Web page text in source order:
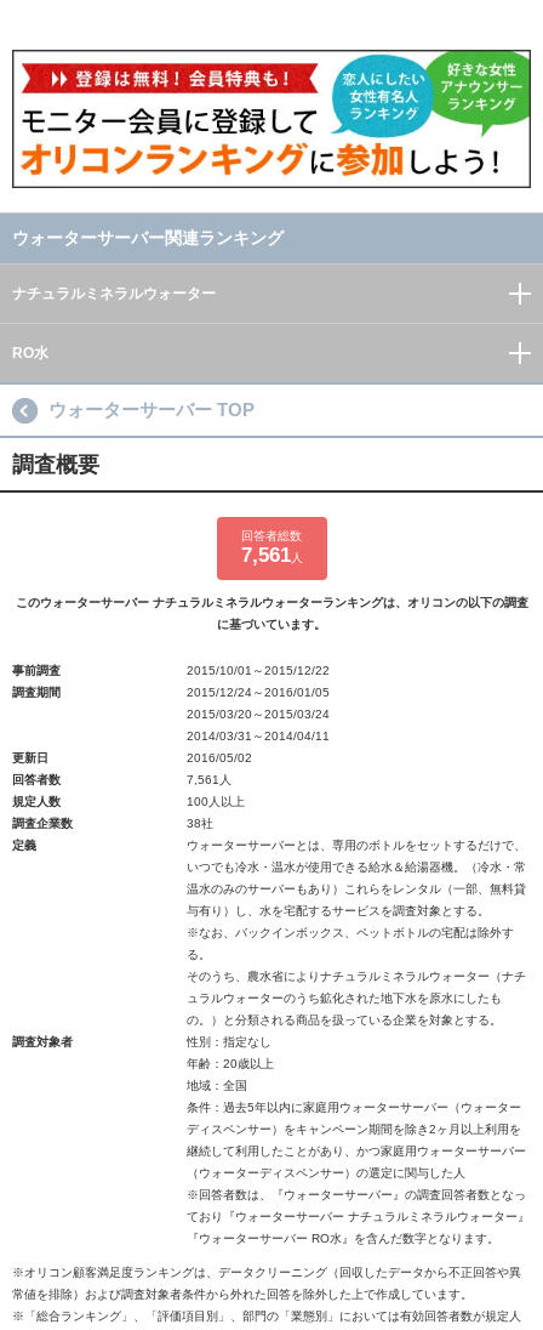
ウォーターサーバー関連ランキング
ナチュラルミネラルウォーター
RO水
ウォーターサーバー TOP
調査概要
回答者総数
7,561人
このウォーターサーバー ナチュラルミネラルウォーターランキングは、オリコンの以下の調査
に基づいています。
事前調査
2015/10/01～2015/12/22
調査期間
2015/12/24～2016/01/05
2015/03/20～2015/03/24
2014/03/31～2014/04/11
更新日
2016/05/02
回答者数
7,561人
規定人数
100人以上
調査企業数
38社
定義
ウォーターサーバーとは、専用のボトルをセットするだけで、
いつでも冷水・温水が使用できる給水＆給湯器機。（冷水・常
温水のみのサーバーもあり）これらをレンタル（一部、無料貸
与有り）し、水を宅配するサービスを調査対象とする。
※なお、バックインボックス、ペットボトルの宅配は除外す
る。
そのうち、農水省によりナチュラルミネラルウォーター（ナチ
ュラルウォーターのうち鉱化された地下水を原水にしたも
の。）と分類される商品を扱っている企業を対象とする。
調査対象者
性別：指定なし
年齢：20歳以上
地域：全国
条件：過去5年以内に家庭用ウォーターサーバー（ウォーター
ディスペンサー）をキャンペーン期間を除き2ヶ月以上利用を
継続して利用したことがあり、かつ家庭用ウォーターサーバー
（ウォーターディスペンサー）の選定に関与した人
※回答者数は、『ウォーターサーバー』の調査回答者数となっ
ており『ウォーターサーバー ナチュラルミネラルウォーター』
『ウォーターサーバー RO水』を含んだ数字となります。
※オリコン顧客満足度ランキングは、データクリーニング（回収したデータから不正回答や異
常値を排除）および調査対象者条件から外れた回答を除外した上で作成しています。
※「総合ランキング」、「評価項目別」、部門の「業態別」においては有効回答者数が規定人